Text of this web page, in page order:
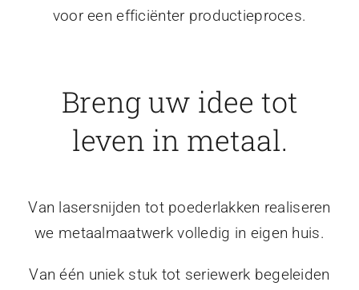
voor een efficiënter productieproces.
Breng uw idee tot
leven in metaal.
Van lasersnijden tot poederlakken realiseren
we metaalmaatwerk volledig in eigen huis.
Van één uniek stuk tot seriewerk begeleiden